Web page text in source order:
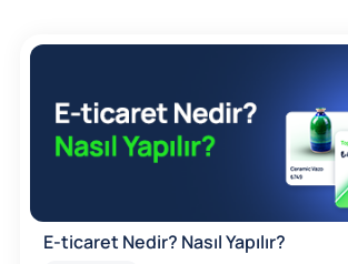
E-ticaret Nedir? Nasıl Yapılır?